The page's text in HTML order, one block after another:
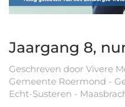
Jaargang 8,
Geschreven door Vivere
Gemeente Roermond -
Echt-Susteren -